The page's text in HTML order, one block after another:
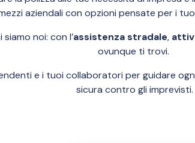
aziendali con opzioni pensate per i
noi: con l’assistenza stradale,
ovunque ti trovi.
e i tuoi collaboratori per guidare
sicura contro gli imprevisti.